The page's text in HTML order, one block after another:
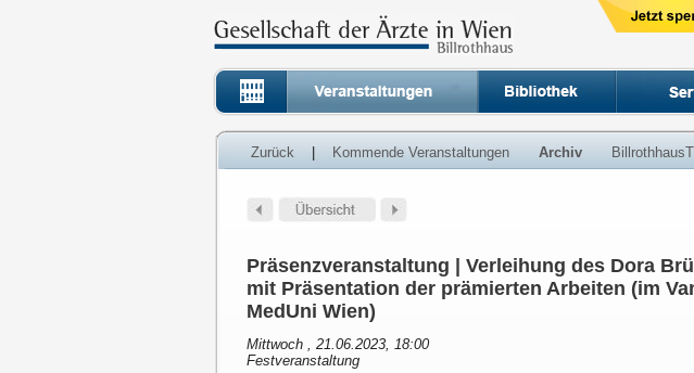
Zurück Kommende Veranstaltungen Archiv
Präsenzveranstaltung | Verleihung des Dora
mit Präsentation der prämierten Arbeiten (im
MedUni Wien)
Mittwoch , 21.06.2023, 18:00
Festveranstaltung